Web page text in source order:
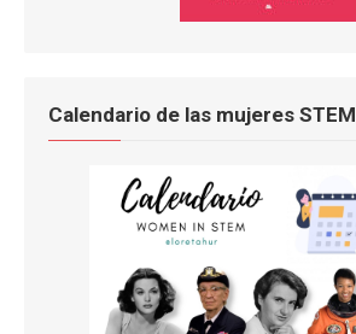
Calendario de las mujeres STEM